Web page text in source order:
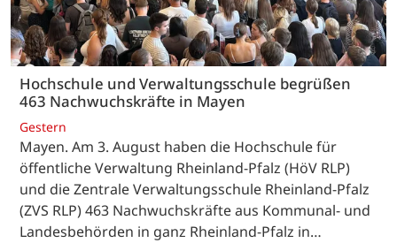
Hochschule und Verwaltungsschule begrüßen
463 Nachwuchskräfte in Mayen
Gestern
Mayen. Am 3. August haben die Hochschule für
öffentliche Verwaltung Rheinland-Pfalz (HöV RLP)
und die Zentrale Verwaltungsschule Rheinland-Pfalz
(ZVS RLP) 463 Nachwuchskräfte aus Kommunal- und
Landesbehörden in ganz Rheinland-Pfalz in…